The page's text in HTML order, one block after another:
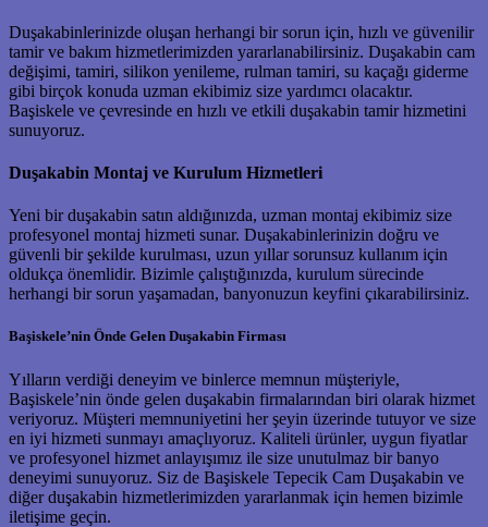
Duşakabinlerinizde oluşan herhangi bir sorun için, hızlı ve güvenilir
tamir ve bakım hizmetlerimizden yararlanabilirsiniz. Duşakabin cam
değişimi, tamiri, silikon yenileme, rulman tamiri, su kaçağı giderme
gibi birçok konuda uzman ekibimiz size yardımcı olacaktır.
Başiskele ve çevresinde en hızlı ve etkili duşakabin tamir hizmetini
sunuyoruz.
Duşakabin Montaj ve Kurulum Hizmetleri
Yeni bir duşakabin satın aldığınızda, uzman montaj ekibimiz size
profesyonel montaj hizmeti sunar. Duşakabinlerinizin doğru ve
güvenli bir şekilde kurulması, uzun yıllar sorunsuz kullanım için
oldukça önemlidir. Bizimle çalıştığınızda, kurulum sürecinde
herhangi bir sorun yaşamadan, banyonuzun keyfini çıkarabilirsiniz.
Başiskele’nin Önde Gelen Duşakabin Firması
Yılların verdiği deneyim ve binlerce memnun müşteriyle,
Başiskele’nin önde gelen duşakabin firmalarından biri olarak hizmet
veriyoruz. Müşteri memnuniyetini her şeyin üzerinde tutuyor ve size
en iyi hizmeti sunmayı amaçlıyoruz. Kaliteli ürünler, uygun fiyatlar
ve profesyonel hizmet anlayışımız ile size unutulmaz bir banyo
deneyimi sunuyoruz. Siz de Başiskele Tepecik Cam Duşakabin ve
diğer duşakabin hizmetlerimizden yararlanmak için hemen bizimle
iletişime geçin.